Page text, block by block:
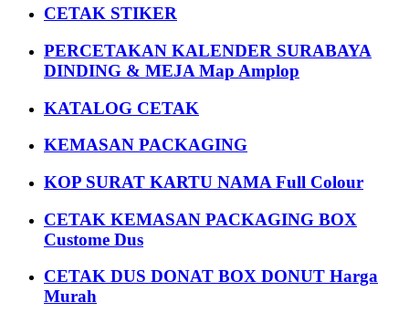
CETAK STIKER
PERCETAKAN KALENDER SURABAYA
DINDING & MEJA Map Amplop
KATALOG CETAK
KEMASAN PACKAGING
KOP SURAT KARTU NAMA Full Colour
CETAK KEMASAN PACKAGING BOX
Custome Dus
CETAK DUS DONAT BOX DONUT Harga
Murah